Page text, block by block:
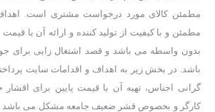
مطمئن کالای مورد درخواست مشتری است. اهداف
مطمئن و با کیفیت از تولید کننده و ارائه آن با
بدون واسطه می باشد و قصد اشتغال زایی برای
باشد. در بخش زیر به اهداف و اقدامات سایت
گرانی اجناس، تهیه آن با قیمت پایین برای اقشار
کارگر و بخصوص قشر ضعیف جامعه مشکل می باشد